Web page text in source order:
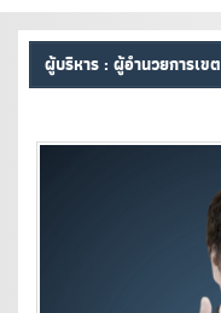
ผู้บริหาร : ผู้อำนวยการเขต